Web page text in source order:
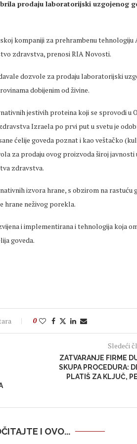
prodaju laboratorijski uzgojenog
kompaniji za prehrambenu tehnologiju
zdravstva, prenosi RIA Novosti.
dozvole za prodaju laboratorijski
dobijenim od živine.
jestivih proteina koji se sprovodi u
Izraela po prvi put u svetu je
ćelije goveda poznat i kao veštačko
za prodaju ovog proizvoda široj javnosti
zdravstva.
izvora hrane, s obzirom na rastuću
hrane neživog porekla.
i implementirana i tehnologija koja
goveda.
0
Sledeći
ZATVARANJE FIRME
SKUPA PROCEDURA:
PLATIŠ ZA KLJUČ,
I OVO...